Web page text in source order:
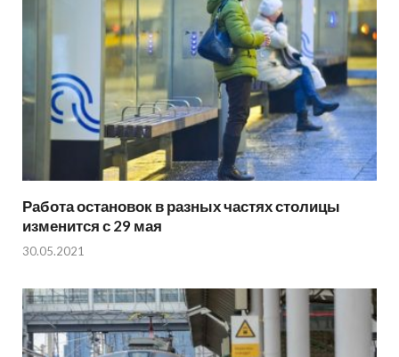
Работа остановок в разных частях столицы
изменится с 29 мая
30.05.2021